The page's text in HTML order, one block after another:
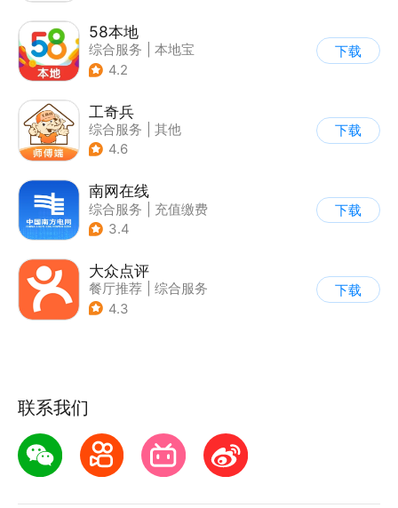
58本地
综合服务
本地宝
4.2
下载
工奇兵
综合服务
其他
4.6
下载
南网在线
综合服务
充值缴费
3.4
下载
大众点评
餐厅推荐
综合服务
4.3
下载
联系我们